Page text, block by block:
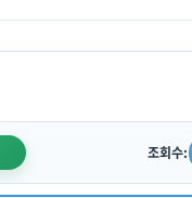
조회수: